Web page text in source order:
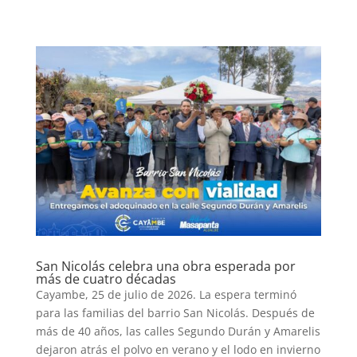
San Nicolás celebra una obra esperada por
más de cuatro décadas
Cayambe, 25 de julio de 2026. La espera terminó
para las familias del barrio San Nicolás. Después de
más de 40 años, las calles Segundo Durán y Amarelis
dejaron atrás el polvo en verano y el lodo en invierno